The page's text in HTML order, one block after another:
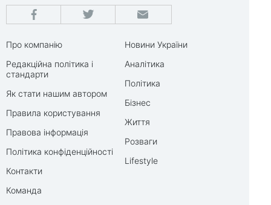
Про компанію
Редакційна політика і
стандарти
Як стати нашим автором
Правила користування
Правова інформація
Політика конфіденційності
Контакти
Команда
Новини України
Аналітика
Політика
Бізнес
Життя
Розваги
Lifestyle